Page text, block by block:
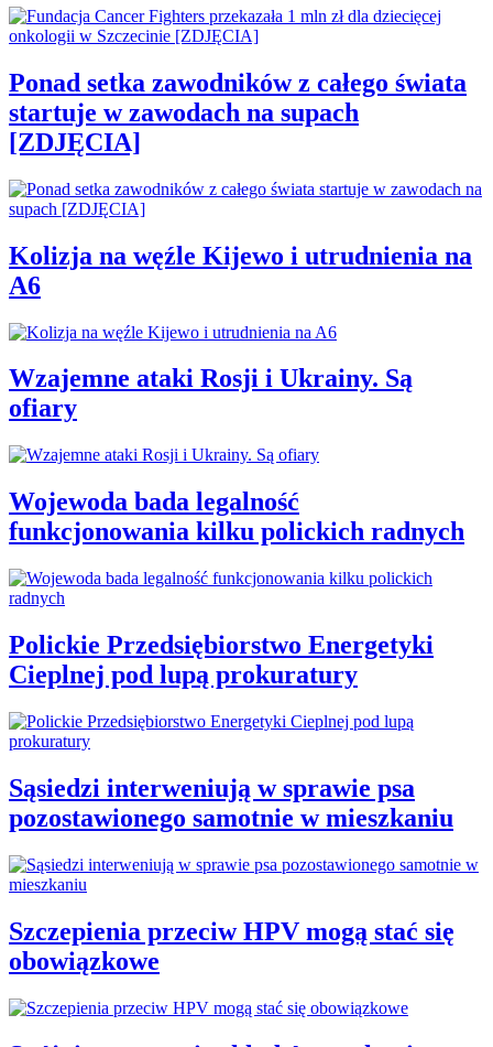
Ponad setka zawodników z całego świata
startuje w zawodach na supach
[ZDJĘCIA]
Kolizja na węźle Kijewo i utrudnienia na
A6
Wzajemne ataki Rosji i Ukrainy. Są
ofiary
Wojewoda bada legalność
funkcjonowania kilku polickich radnych
Polickie Przedsiębiorstwo Energetyki
Cieplnej pod lupą prokuratury
Sąsiedzi interweniują w sprawie psa
pozostawionego samotnie w mieszkaniu
Szczepienia przeciw HPV mogą stać się
obowiązkowe